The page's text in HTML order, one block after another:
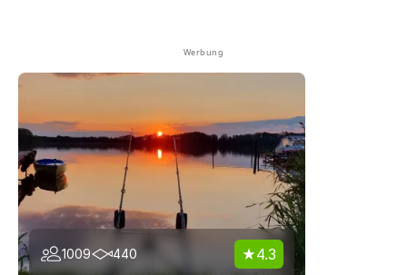
Werbung
1009 440 4.3